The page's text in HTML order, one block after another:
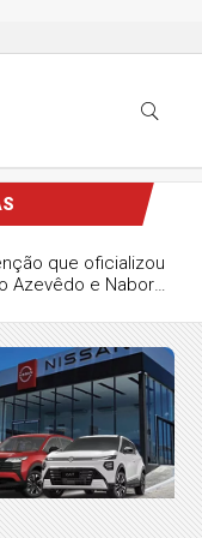
que oficializou
Azevêdo e Nabor